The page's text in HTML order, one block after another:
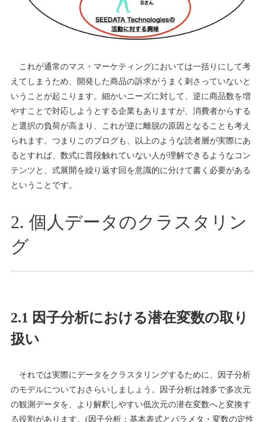
これが通常のマス・マーケティングにおいては一括りにして考
えてしまうため、開発した商品の訴求がうまく刺さっていないと
いうことが起こります。細かいニーズに対して、逆に商品数を増
やすことで対応しようとする企業もありますが、消費者からする
と選択の負荷が高まり、これが逆に離脱の原因となることも考え
られます。つまりこのブログも、以上のような読者層が実際にあ
るとすれば、数式に普段触れていない人が理解できるようなコン
テンツと、式展開を繰り返す回を意識的に分けて書く必要がある
ということです。
2. 個人データのクラスタリン
グ
2.1 因子分析における潜在変数の取り
扱い
それでは実際にデータをクラスタリングするために、因子分析
のモデルについておさらいしましょう。因子分析は雑多で多次元
の観測データを、より解釈しやすい低次元の潜在変数へと変換す
る役割があります。(因子分析：基本表式とパラメタ・変数の定性